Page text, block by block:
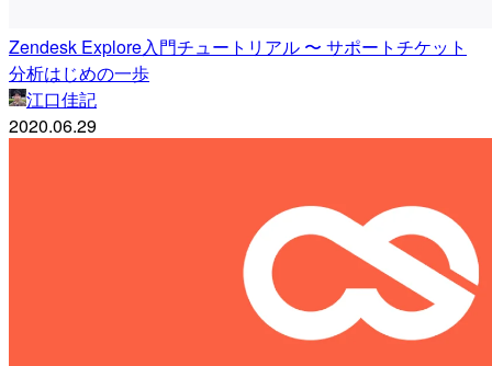
Zendesk Explore入門チュートリアル 〜 サポートチケット
分析はじめの一歩
江口佳記
2020.06.29